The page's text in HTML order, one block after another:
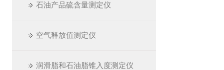
石油产品硫含量测定仪
空气释放值测定仪
润滑脂和石油脂锥入度测定仪